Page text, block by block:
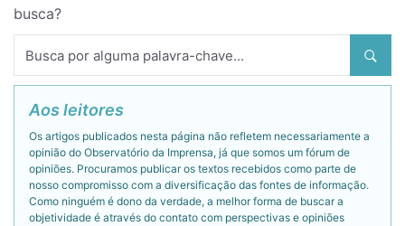
busca?
Aos leitores
Os artigos publicados nesta página não refletem necessariamente a
opinião do Observatório da Imprensa, já que somos um fórum de
opiniões. Procuramos publicar os textos recebidos como parte de
nosso compromisso com a diversificação das fontes de informação.
Como ninguém é dono da verdade, a melhor forma de buscar a
objetividade é através do contato com perspectivas e opiniões